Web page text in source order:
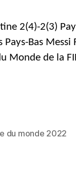
&
Fonds
d'écran
HD
Android
2(4)-2(3)
Bas
Monde de la
du monde 2022